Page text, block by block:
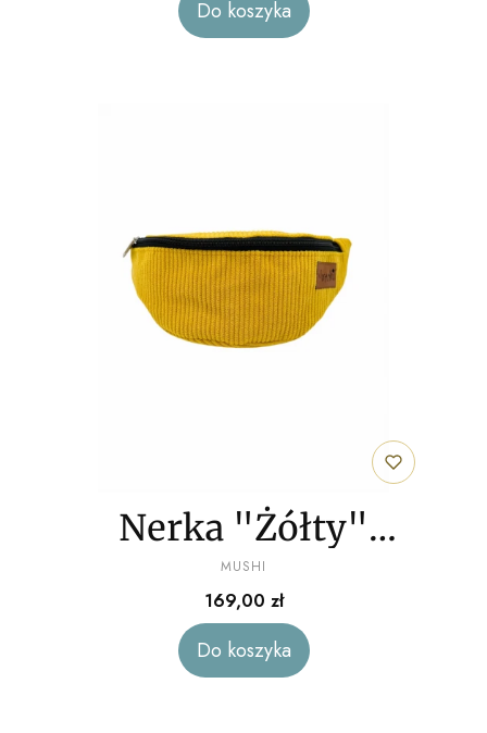
Do koszyka
Nerka "Żółty"
sztruks
PRODUCENT
MUSHI
Cena
169,00 zł
Do koszyka